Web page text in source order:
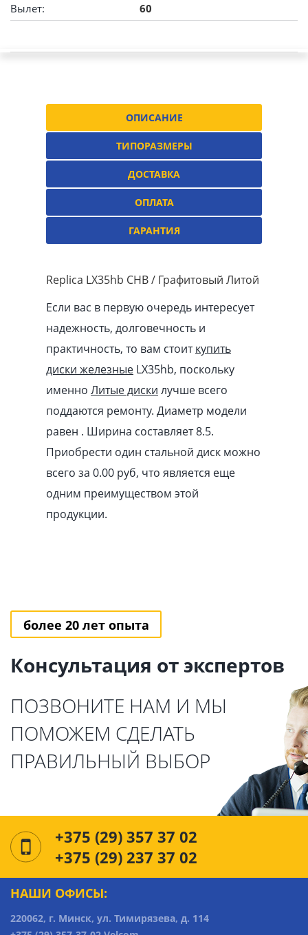
Вылет:
60
ОПИСАНИЕ
ТИПОРАЗМЕРЫ
ДОСТАВКА
ОПЛАТА
ГАРАНТИЯ
Replica LX35hb CHB / Графитовый Литой
Если вас в первую очередь интересует
надежность, долговечность и
практичность, то вам стоиткупить
диски железные LX35hb, поскольку
именно Литые диски лучше всего
поддаются ремонту. Диаметр модели
равен . Ширина составляет 8.5.
Приобрести один стальной диск можно
всего за 0.00 pуб, что является еще
одним преимуществом этой
продукции.
более 20 лет опыта
Консультация от экспертов
ПОЗВОНИТЕ НАМ И МЫ
ПОМОЖЕМ СДЕЛАТЬ
ПРАВИЛЬНЫЙ ВЫБОР
+375 (29) 357 37 02
+375 (29) 237 37 02
НАШИ ОФИСЫ:
220062, г. Минск, ул. Тимирязева, д. 114